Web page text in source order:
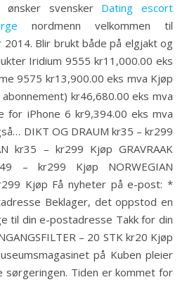
ønsker svensker Dating escort
nordmenn velkommen til
Blir brukt både på elgjakt og
Iridium 9555 kr11,000.00 eks
9575 kr13,900.00 eks mva Kjøp
kr46,680.00 eks mva
for iPhone 6 kr9,394.00 eks mva
DIKT OG DRAUM kr35 – kr299
kr35 – kr299 Kjøp GRAVRAAK
– kr299 Kjøp NORWEGIAN
Kjøp Få nyheter på e-post: *
Beklager, det oppstod en
til din e-postadresse Takk for din
– 20 STK kr20 Kjøp
på Kuben pleier
sørgeringen. Tiden er kommet for